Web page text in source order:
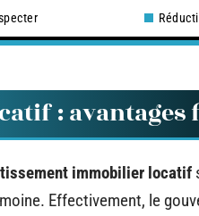
: avantages
immobilier locatif
Effectivement, le